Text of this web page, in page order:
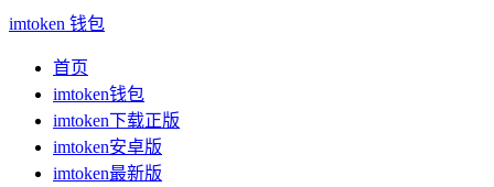
imtoken 钱包
首页
imtoken钱包
imtoken下载正版
imtoken安卓版
imtoken最新版